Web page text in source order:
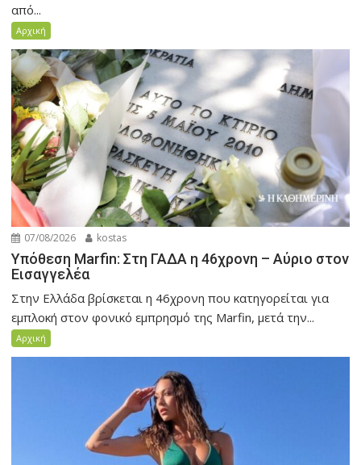
από...
Αρχική
07/08/2026 kostas
Υπόθεση Marfin: Στη ΓΑΔΑ η 46χρονη – Αύριο στον
Εισαγγελέα
Στην Ελλάδα βρίσκεται η 46χρονη που κατηγορείται για
εμπλοκή στον φονικό εμπρησμό της Marfin, μετά την...
Αρχική